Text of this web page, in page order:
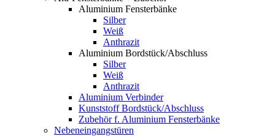
Aluminium Fensterbänke
Silber
Weiß
Anthrazit
Aluminium Bordstück/Abschluss
Silber
Weiß
Anthrazit
Aluminium Verbinder
Kunststoff Bordstück/Abschluss
Zubehör f. Aluminium Fensterbänke
Nebeneingangstüren